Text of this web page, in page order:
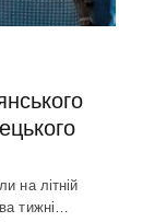
на літній
тижні…